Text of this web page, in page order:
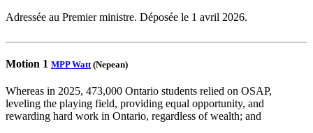
Adressée au Premier ministre. Déposée le 1 avril 2026.
Motion 1 MPP Watt(Nepean)
Whereas in 2025, 473,000 Ontario students relied on OSAP,
leveling the playing field, providing equal opportunity, and
rewarding hard work in Ontario, regardless of wealth; and